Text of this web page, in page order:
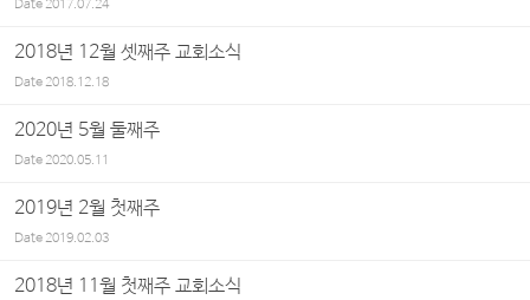
Date2017.07.24
2018년 12월 셋째주 교회소식
Date2018.12.18
2020년 5월 둘째주
Date2020.05.11
2019년 2월 첫째주
Date2019.02.03
2018년 11월 첫째주 교회소식